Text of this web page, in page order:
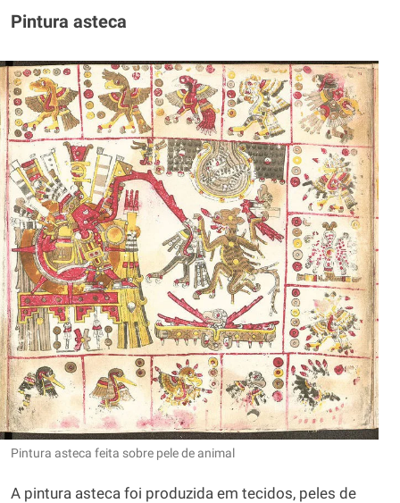
Pintura asteca
Pintura asteca feita sobre pele de animal
A pintura asteca foi produzida em tecidos, peles de